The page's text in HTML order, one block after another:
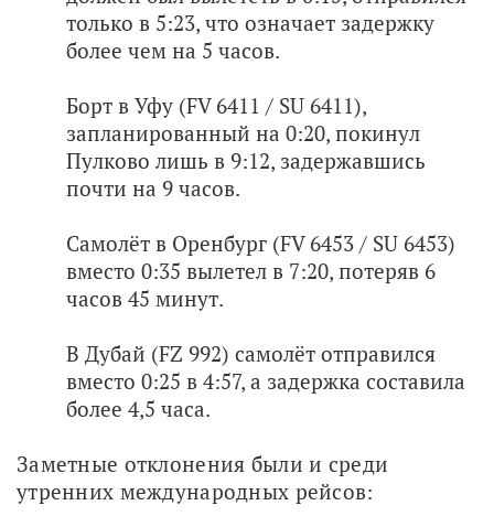
только в 5:23, что означает задержку
более чем на 5 часов.
Борт в Уфу (FV 6411 / SU 6411),
запланированный на 0:20, покинул
Пулково лишь в 9:12, задержавшись
почти на 9 часов.
Самолёт в Оренбург (FV 6453 / SU 6453)
вместо 0:35 вылетел в 7:20, потеряв 6
часов 45 минут.
В Дубай (FZ 992) самолёт отправился
вместо 0:25 в 4:57, а задержка составила
более 4,5 часа.
Заметные отклонения были и среди
утренних международных рейсов: